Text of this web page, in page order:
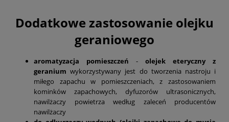
Dodatkowe zastosowanie olejku
geraniowego
aromatyzacja pomieszczeń - olejek eteryczny z
geranium wykorzystywany jest do tworzenia nastroju i
miłego zapachu w pomieszczeniach, z zastosowaniem
kominków zapachowych, dyfuzorów ultrasonicznych,
nawilżaczy powietrza według zaleceń producentów
nawilżaczy